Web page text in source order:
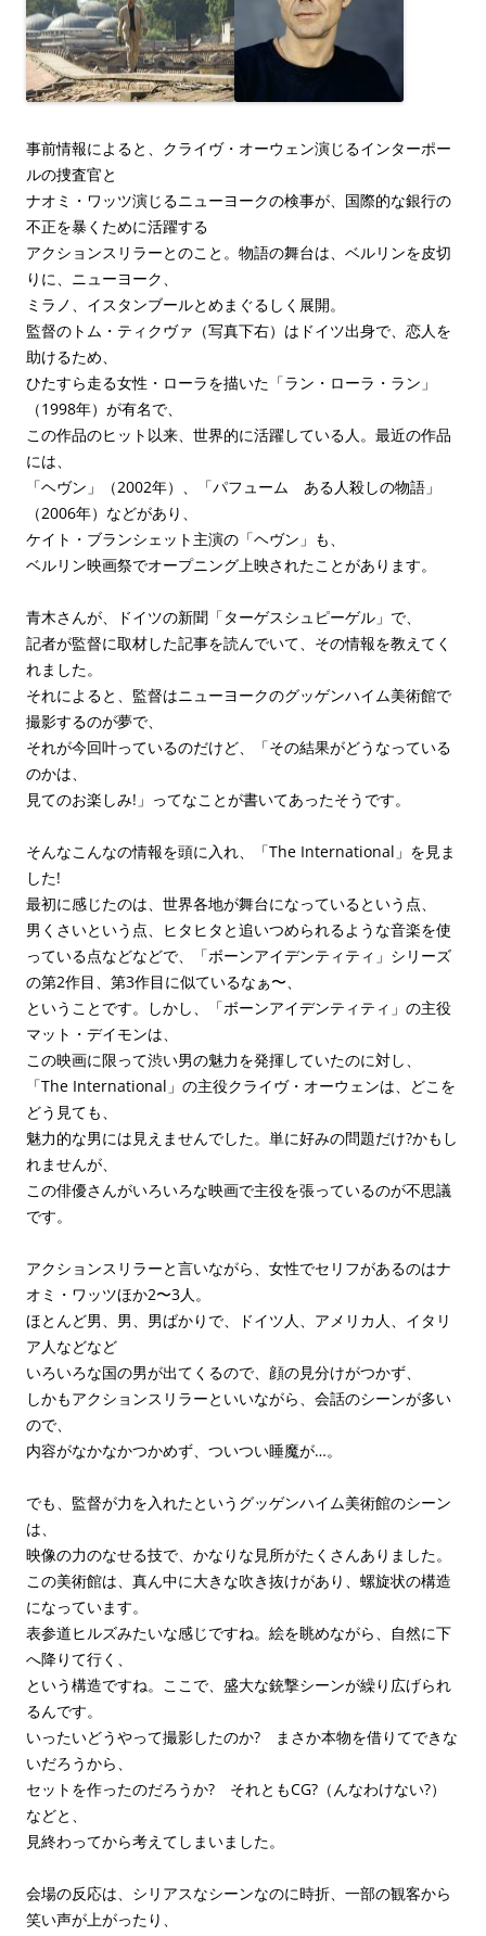
事前情報によると、クライヴ・オーウェン演じるインターポー
ルの捜査官と
ナオミ・ワッツ演じるニューヨークの検事が、国際的な銀行の
不正を暴くために活躍する
アクションスリラーとのこと。物語の舞台は、ベルリンを皮切
りに、ニューヨーク、
ミラノ、イスタンブールとめまぐるしく展開。
監督のトム・ティクヴァ（写真下右）はドイツ出身で、恋人を
助けるため、
ひたすら走る女性・ローラを描いた「ラン・ローラ・ラン」
（1998年）が有名で、
この作品のヒット以来、世界的に活躍している人。最近の作品
には、
「ヘヴン」（2002年）、「パフューム ある人殺しの物語」
（2006年）などがあり、
ケイト・ブランシェット主演の「ヘヴン」も、
ベルリン映画祭でオープニング上映されたことがあります。
青木さんが、ドイツの新聞「ターゲスシュピーゲル」で、
記者が監督に取材した記事を読んでいて、その情報を教えてく
れました。
それによると、監督はニューヨークのグッゲンハイム美術館で
撮影するのが夢で、
それが今回叶っているのだけど、「その結果がどうなっている
のかは、
見てのお楽しみ!」ってなことが書いてあったそうです。
そんなこんなの情報を頭に入れ、「The International」を見ま
した!
最初に感じたのは、世界各地が舞台になっているという点、
男くさいという点、ヒタヒタと追いつめられるような音楽を使
っている点などなどで、「ボーンアイデンティティ」シリーズ
の第2作目、第3作目に似ているなぁ〜、
ということです。しかし、「ボーンアイデンティティ」の主役
マット・デイモンは、
この映画に限って渋い男の魅力を発揮していたのに対し、
「The International」の主役クライヴ・オーウェンは、どこを
どう見ても、
魅力的な男には見えませんでした。単に好みの問題だけ?かもし
れませんが、
この俳優さんがいろいろな映画で主役を張っているのが不思議
です。
アクションスリラーと言いながら、女性でセリフがあるのはナ
オミ・ワッツほか2〜3人。
ほとんど男、男、男ばかりで、ドイツ人、アメリカ人、イタリ
ア人などなど
いろいろな国の男が出てくるので、顔の見分けがつかず、
しかもアクションスリラーといいながら、会話のシーンが多い
ので、
内容がなかなかつかめず、ついつい睡魔が…。
でも、監督が力を入れたというグッゲンハイム美術館のシーン
は、
映像の力のなせる技で、かなりな見所がたくさんありました。
この美術館は、真ん中に大きな吹き抜けがあり、螺旋状の構造
になっています。
表参道ヒルズみたいな感じですね。絵を眺めながら、自然に下
へ降りて行く、
という構造ですね。ここで、盛大な銃撃シーンが繰り広げられ
るんです。
いったいどうやって撮影したのか? まさか本物を借りてできな
いだろうから、
セットを作ったのだろうか? それともCG?（んなわけない?）
などと、
見終わってから考えてしまいました。
会場の反応は、シリアスなシーンなのに時折、一部の観客から
笑い声が上がったり、